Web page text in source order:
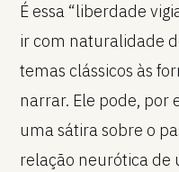
É essa “liberdade
ir com naturalidade
temas clássicos às
narrar. Ele pode, por
uma sátira sobre o
relação neurótica de